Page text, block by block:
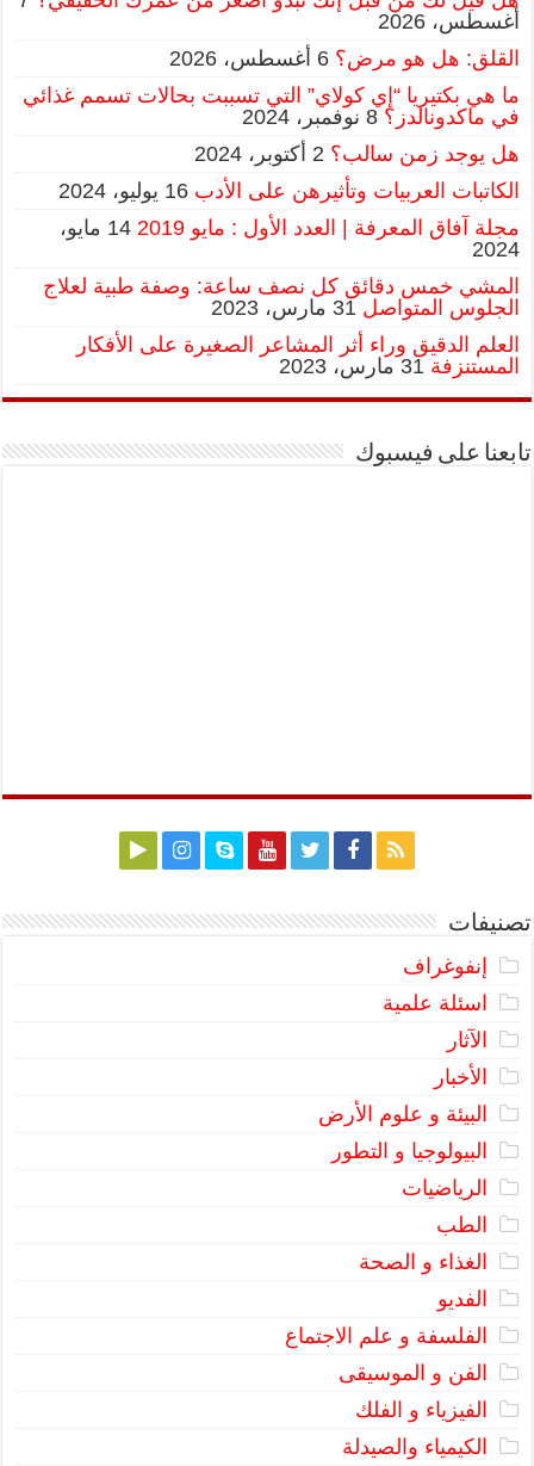
أغسطس، 2026
القلق: هل هو مرض؟ 6 أغسطس، 2026
ما هي بكتيريا “إي كولاي” التي تسببت بحالات تسمم غذائي
في ماكدونالدز؟ 8 نوفمبر، 2024
هل يوجد زمن سالب؟ 2 أكتوبر، 2024
الكاتبات العربيات وتأثيرهن على الأدب 16 يوليو، 2024
مجلة آفاق المعرفة | العدد الأول : مايو 2019
14 مايو،
2024
المشي خمس دقائق كل نصف ساعة: وصفة طبية لعلاج
الجلوس المتواصل 31 مارس، 2023
العلم الدقيق وراء أثر المشاعر الصغيرة على الأفكار
المستنزفة 31 مارس، 2023
تابعنا على فيسبوك
تصنيفات
إنفوغراف
اسئلة علمية
الآثار
الأخبار
البيئة و علوم الأرض
البيولوجيا و التطور
الرياضيات
الطب
الغذاء و الصحة
الفديو
الفلسفة و علم الاجتماع
الفن و الموسيقى
الفيزياء و الفلك
الكيمياء والصيدلة